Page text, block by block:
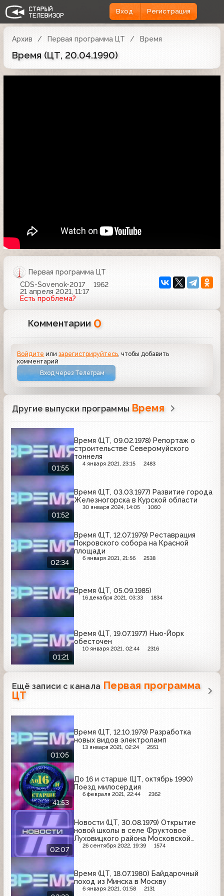
Вход Регистрация
Архив Первая программа ЦТ Время
Время (ЦТ, 20.04.1990)
Первая программа ЦТ
CDS-Sovenok-2017
1962
21 апреля 2021, 11:17
Есть проблема?
Комментарии 0
Войдите илизарегистрируйтесь , чтобы добавить
комментарий
Вход через Телеграм
Другие выпуски программы Время
01:55
Время (ЦТ, 09.02.1978) Репортаж о
строительстве Северомуйского
тоннеля
4 января 2021, 23:15 2483
01:52
Время (ЦТ, 03.03.1977) Развитие города
Железногорска в Курской области
30 января 2024, 14:05 1060
02:34
Время (ЦТ, 12.07.1979) Реставрация
Покровского собора на Красной
площади
6 января 2021, 21:56 2538
Время (ЦТ, 05.09.1985)
16 декабря 2021, 03:33 1834
01:21
Время (ЦТ, 19.07.1977) Нью-Йорк
обесточен
10 января 2021, 02:44 2316
Ещё записи с канала Первая программа
ЦТ
01:05
Время (ЦТ, 12.10.1979) Разработка
новых видов электроламп
13 января 2021, 02:24 2551
41:53
До 16 и старше (ЦТ, октябрь 1990)
Поезд милосердия
6 февраля 2021, 22:44 2362
02:07
Новости (ЦТ, 30.08.1979) Открытие
новой школы в селе Фруктовое
Луховицкого района Московской
области
26 сентября 2022, 19:39 1574
Время (ЦТ, 18.07.1980) Байдарочный
поход из Минска в Москву
6 января 2021, 01:58 2131